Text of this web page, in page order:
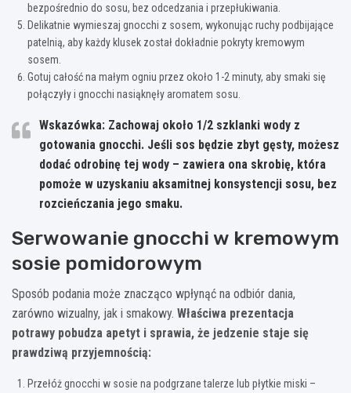
bezpośrednio do sosu, bez odcedzania i przepłukiwania.
Delikatnie wymieszaj gnocchi z sosem, wykonując ruchy podbijające
patelnią, aby każdy klusek został dokładnie pokryty kremowym
sosem.
Gotuj całość na małym ogniu przez około 1-2 minuty, aby smaki się
połączyły i gnocchi nasiąknęły aromatem sosu.
Wskazówka: Zachowaj około 1/2 szklanki wody z
gotowania gnocchi. Jeśli sos będzie zbyt gęsty, możesz
dodać odrobinę tej wody – zawiera ona skrobię, która
pomoże w uzyskaniu aksamitnej konsystencji sosu, bez
rozcieńczania jego smaku.
Serwowanie gnocchi w kremowym
sosie pomidorowym
Sposób podania może znacząco wpłynąć na odbiór dania,
zarówno wizualny, jak i smakowy. Właściwa prezentacja
potrawy pobudza apetyt i sprawia, że jedzenie staje się
prawdziwą przyjemnością:
Przełóż gnocchi w sosie na podgrzane talerze lub płytkie miski –